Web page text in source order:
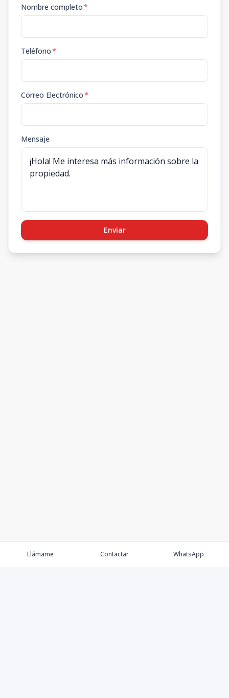
Nombre completo*
Teléfono*
Correo Electrónico*
Mensaje
Enviar
Llámame Contactar WhatsApp